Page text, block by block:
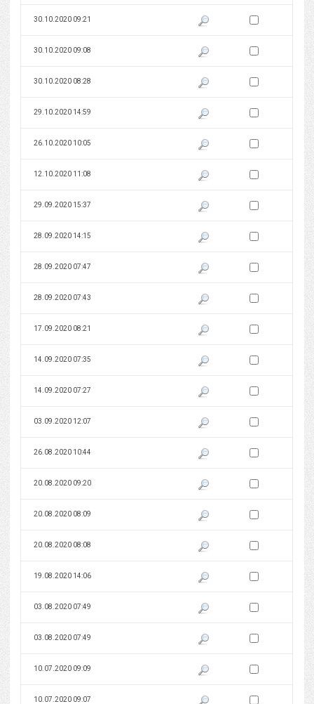
30.10.2020 09:21 Pokaż podgląd wersji z dnia
Zaznacz wersję do
30.10.2020 09:08 Pokaż podgląd wersji z dnia
Zaznacz wersję do
30.10.2020 08:28 Pokaż podgląd wersji z dnia
Zaznacz wersję do
29.10.2020 14:59 Pokaż podgląd wersji z dnia
Zaznacz wersję do
26.10.2020 10:05 Pokaż podgląd wersji z dnia
Zaznacz wersję do
12.10.2020 11:08 Pokaż podgląd wersji z dnia
Zaznacz wersję do
29.09.2020 15:37 Pokaż podgląd wersji z dnia
Zaznacz wersję do
28.09.2020 14:15 Pokaż podgląd wersji z dnia
Zaznacz wersję do
28.09.2020 07:47 Pokaż podgląd wersji z dnia
Zaznacz wersję do
28.09.2020 07:43 Pokaż podgląd wersji z dnia
Zaznacz wersję do
17.09.2020 08:21 Pokaż podgląd wersji z dnia
Zaznacz wersję do
14.09.2020 07:35 Pokaż podgląd wersji z dnia
Zaznacz wersję do
14.09.2020 07:27 Pokaż podgląd wersji z dnia
Zaznacz wersję do
03.09.2020 12:07 Pokaż podgląd wersji z dnia
Zaznacz wersję do
26.08.2020 10:44 Pokaż podgląd wersji z dnia
Zaznacz wersję do
20.08.2020 09:20 Pokaż podgląd wersji z dnia
Zaznacz wersję do
20.08.2020 08:09 Pokaż podgląd wersji z dnia
Zaznacz wersję do
20.08.2020 08:08 Pokaż podgląd wersji z dnia
Zaznacz wersję do
19.08.2020 14:06 Pokaż podgląd wersji z dnia
Zaznacz wersję do
03.08.2020 07:49 Pokaż podgląd wersji z dnia
Zaznacz wersję do
03.08.2020 07:49 Pokaż podgląd wersji z dnia
Zaznacz wersję do
10.07.2020 09:09 Pokaż podgląd wersji z dnia
Zaznacz wersję do
10.07.2020 09:07 Pokaż podgląd wersji z dnia
Zaznacz wersję do